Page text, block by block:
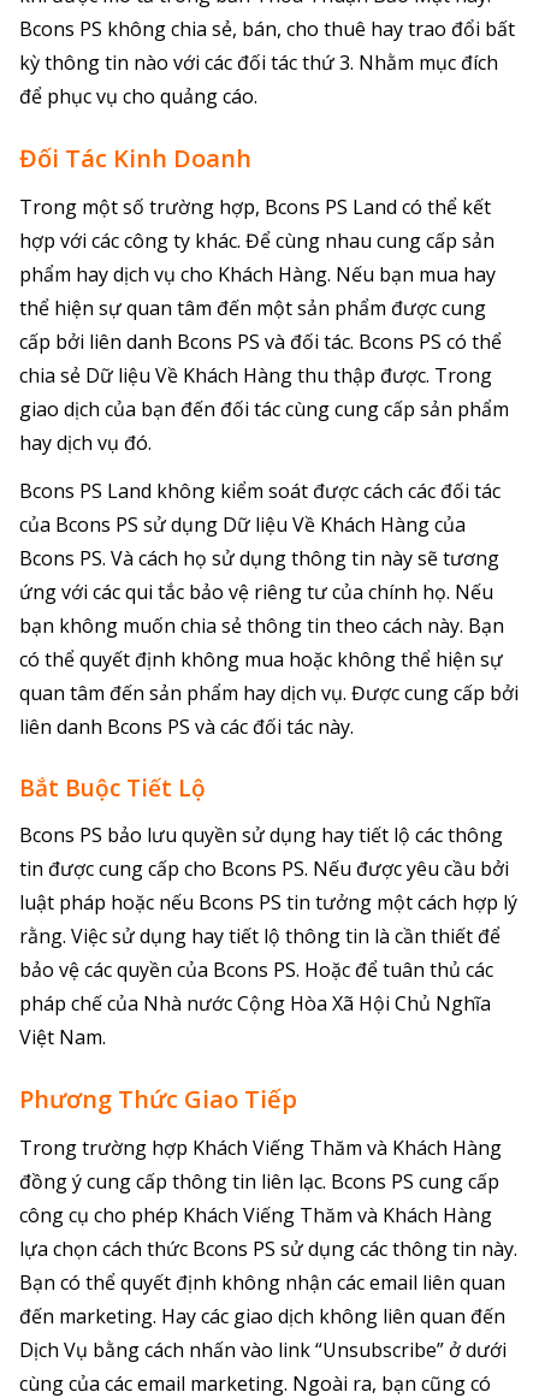
Bcons PS không chia sẻ, bán, cho thuê hay trao đổi bất
kỳ thông tin nào với các đối tác thứ 3. Nhằm mục đích
để phục vụ cho quảng cáo.
Đối Tác Kinh Doanh
Trong một số trường hợp, Bcons PS Land có thể kết
hợp với các công ty khác. Để cùng nhau cung cấp sản
phẩm hay dịch vụ cho Khách Hàng. Nếu bạn mua hay
thể hiện sự quan tâm đến một sản phẩm được cung
cấp bởi liên danh Bcons PS và đối tác. Bcons PS có thể
chia sẻ Dữ liệu Về Khách Hàng thu thập được. Trong
giao dịch của bạn đến đối tác cùng cung cấp sản phẩm
hay dịch vụ đó.
Bcons PS Land không kiểm soát được cách các đối tác
của Bcons PS sử dụng Dữ liệu Về Khách Hàng của
Bcons PS. Và cách họ sử dụng thông tin này sẽ tương
ứng với các qui tắc bảo vệ riêng tư của chính họ. Nếu
bạn không muốn chia sẻ thông tin theo cách này. Bạn
có thể quyết định không mua hoặc không thể hiện sự
quan tâm đến sản phẩm hay dịch vụ. Được cung cấp bởi
liên danh Bcons PS và các đối tác này.
Bắt Buộc Tiết Lộ
Bcons PS bảo lưu quyền sử dụng hay tiết lộ các thông
tin được cung cấp cho Bcons PS. Nếu được yêu cầu bởi
luật pháp hoặc nếu Bcons PS tin tưởng một cách hợp lý
rằng. Việc sử dụng hay tiết lộ thông tin là cần thiết để
bảo vệ các quyền của Bcons PS. Hoặc để tuân thủ các
pháp chế của Nhà nước Cộng Hòa Xã Hội Chủ Nghĩa
Việt Nam.
Phương Thức Giao Tiếp
Trong trường hợp Khách Viếng Thăm và Khách Hàng
đồng ý cung cấp thông tin liên lạc. Bcons PS cung cấp
công cụ cho phép Khách Viếng Thăm và Khách Hàng
lựa chọn cách thức Bcons PS sử dụng các thông tin này.
Bạn có thể quyết định không nhận các email liên quan
đến marketing. Hay các giao dịch không liên quan đến
Dịch Vụ bằng cách nhấn vào link “Unsubscribe” ở dưới
cùng của các email marketing. Ngoài ra, bạn cũng có